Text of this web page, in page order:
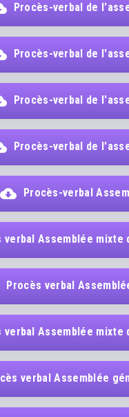
Procès-verbal de
Procès-verbal de
Procès-verbal de
Procès-verbal de
Procès-verbal
Assemblée mixte des
Procès verbal
verbal Assemblée mixte
verbal Assemblée